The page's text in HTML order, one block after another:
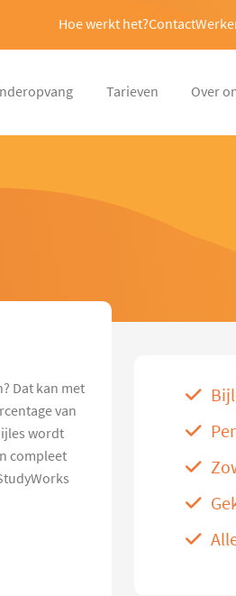
Hoe werkt het?Contact
Tarieven Over
Dat kan met
van
wordt
compleet